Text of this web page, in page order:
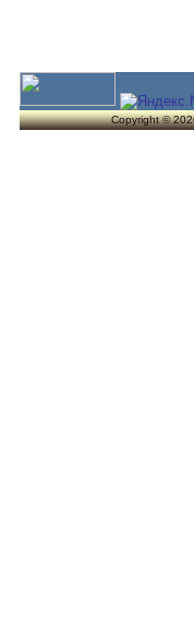
Copyright ©